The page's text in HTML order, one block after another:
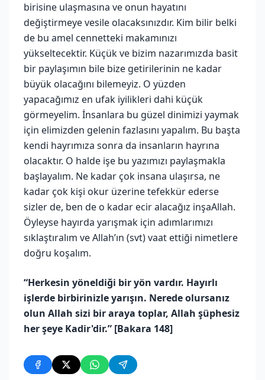
birisine ulaşmasına ve onun hayatını
değiştirmeye vesile olacaksınızdır. Kim bilir belki
de bu amel cennetteki makamınızı
yükseltecektir. Küçük ve bizim nazarımızda basit
bir paylaşımın bile bize getirilerinin ne kadar
büyük olacağını bilemeyiz. O yüzden
yapacağımız en ufak iyilikleri dahi küçük
görmeyelim. İnsanlara bu güzel dinimizi yaymak
için elimizden gelenin fazlasını yapalım. Bu başta
kendi hayrımıza sonra da insanların hayrına
olacaktır. O halde işe bu yazımızı paylaşmakla
başlayalım. Ne kadar çok insana ulaşırsa, ne
kadar çok kişi okur üzerine tefekkür ederse
sizler de, ben de o kadar ecir alacağız inşaAllah.
Öyleyse hayırda yarışmak için adımlarımızı
sıklaştıralım ve Allah’ın (svt) vaat ettiği nimetlere
doğru koşalım.
“Herkesin yöneldiği bir yön vardır. Hayırlı
işlerde birbirinizle yarışın. Nerede olursanız
olun Allah sizi bir araya toplar, Allah şüphesiz
her şeye Kadir'dir.” [Bakara 148]